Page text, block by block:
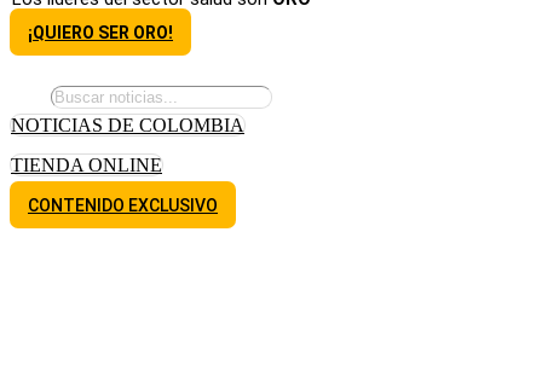
¡QUIERO SER ORO!
NOTICIAS DE COLOMBIA
TIENDA ONLINE
CONTENIDO EXCLUSIVO